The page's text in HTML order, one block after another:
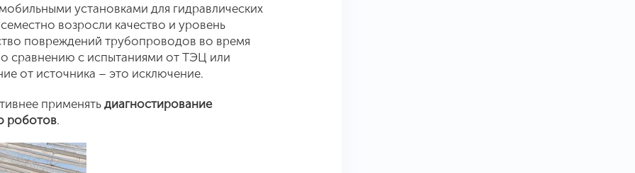
установками для гидравлических
возросли качество и уровень
повреждений трубопроводов во время
сравнению с испытаниями от ТЭЦ или
от источника – это исключение.
применять диагностирование
роботов.